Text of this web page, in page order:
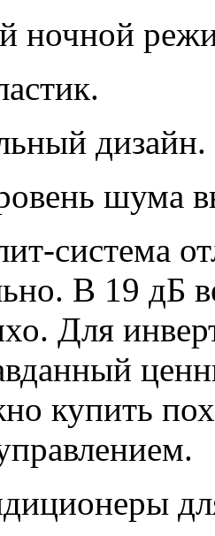
ночной
дизайн.
шума
система
В 19 дБ
Для
купить